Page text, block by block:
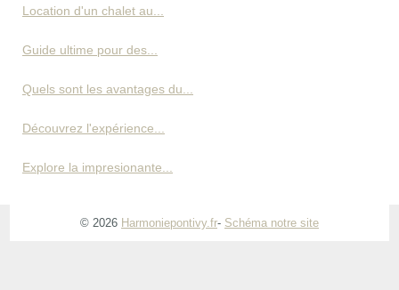
Location d'un chalet au...
Guide ultime pour des...
Quels sont les avantages du...
Découvrez l'expérience...
Explore la impresionante...
© 2026 Harmoniepontivy.fr- Schéma notre site